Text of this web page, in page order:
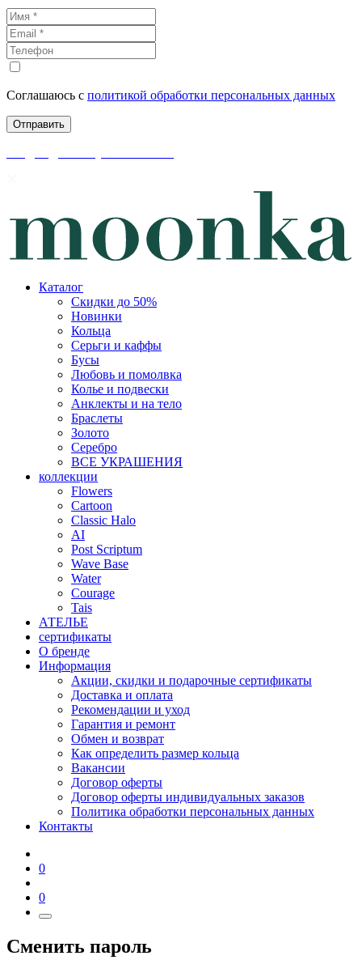
Соглашаюсь с политикой обработки персональных данных
Каталог
Скидки до 50%
Новинки
Кольца
Серьги и каффы
Бусы
Любовь и помолвка
Колье и подвески
Анклекты и на тело
Браслеты
Золото
Серебро
ВСЕ УКРАШЕНИЯ
коллекции
Flowers
Cartoon
Classic Halo
AI
Post Scriptum
Wave Base
Water
Courage
Tais
АТЕЛЬЕ
сертификаты
О бренде
Информация
Акции, скидки и подарочные сертификаты
Доставка и оплата
Рекомендации и уход
Гарантия и ремонт
Обмен и возврат
Как определить размер кольца
Вакансии
Договор оферты
Договор оферты индивидуальных заказов
Политика обработки персональных данных
Контакты
0
0
Сменить пароль